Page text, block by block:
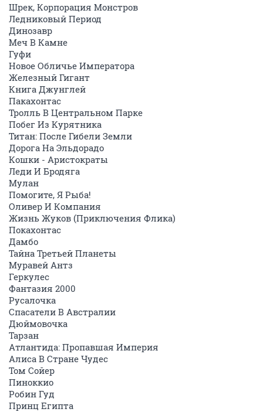
Шрек, Корпорация Монстров
Ледниковый Период
Динозавр
Меч В Камне
Гуфи
Новое Обличье Императора
Железный Гигант
Книга Джунглей
Пакахонтас
Тролль В Центральном Парке
Побег Из Курятника
Титан: После Гибели Земли
Дорога На Эльдорадо
Кошки - Аристократы
Леди И Бродяга
Мулан
Помогите, Я Рыба!
Оливер И Компания
Жизнь Жуков (Приключения Флика)
Покахонтас
Дамбо
Тайна Третьей Планеты
Муравей Антз
Геркулес
Фантазия 2000
Русалочка
Спасатели В Австралии
Дюймовочка
Тарзан
Атлантида: Пропавшая Империя
Алиса В Стране Чудес
Том Сойер
Пиноккио
Робин Гуд
Принц Египта